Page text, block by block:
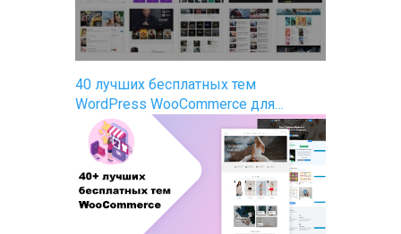
40 лучших бесплатных тем
WordPress WooCommerce для…